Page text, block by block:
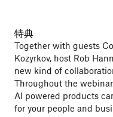
特典
Together with guests
Kozyrkov, host Rob
new kind of
Throughout the
AI powered products
for your people and